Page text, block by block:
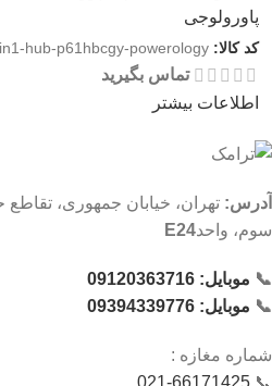
پاورولوجی
کد کالا: hub-p61hbcgy-powerology
تماس بگیرید
اطلاعات بیشتر
آدرس: تهران، خیابان جمهوری،
سوم، واحدE24
📞 موبایل: 09120363716
📞 موبایل: 09394339776
شماره‌ مغازه :
📞
021-66171425